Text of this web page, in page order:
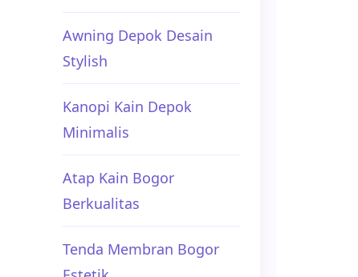
Awning Depok Desain
Stylish
Kanopi Kain Depok
Minimalis
Atap Kain Bogor
Berkualitas
Tenda Membran Bogor